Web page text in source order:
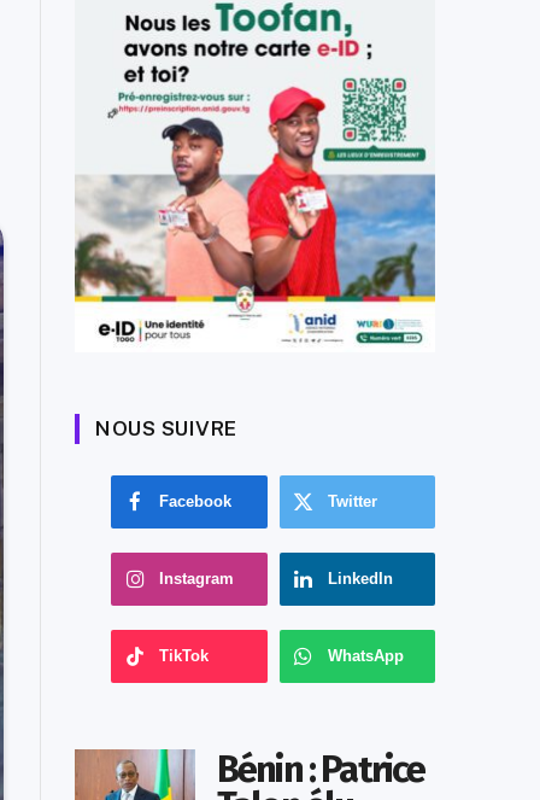
NOUS SUIVRE
Facebook Twitter
Instagram LinkedIn
TikTok WhatsApp
Bénin : Patrice